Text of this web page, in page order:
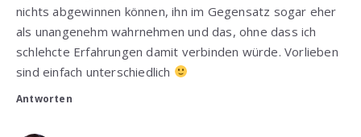
nichts abgewinnen können, ihn im Gegensatz sogar eher
als unangenehm wahrnehmen und das, ohne dass ich
schlehcte Erfahrungen damit verbinden würde. Vorlieben
sind einfach unterschiedlich
Antworten